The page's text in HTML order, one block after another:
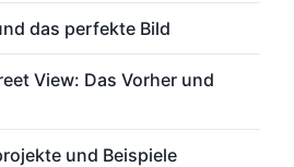
das perfekte Bild
View: Das Vorher und
und Beispiele